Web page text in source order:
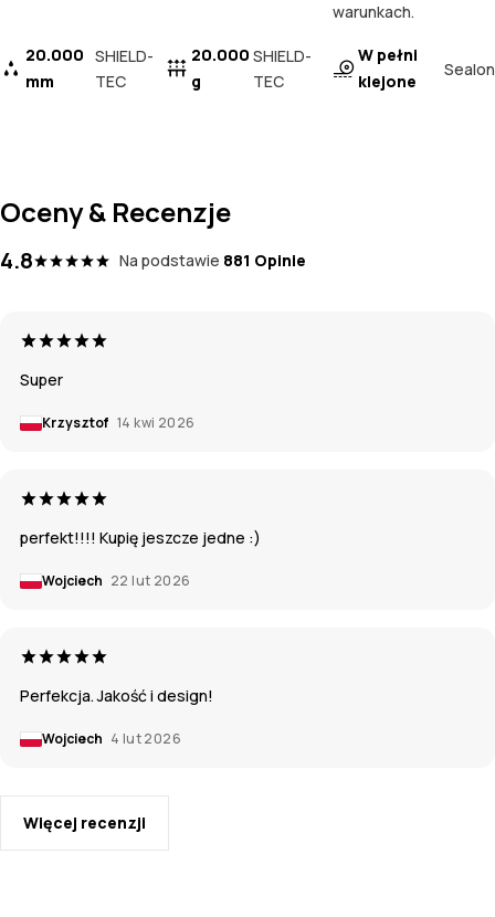
20.000
mm
SHIELD-
TEC
20.000
g
SHIELD-
TEC
warunkach.
W pełni
klejone
Sealon
Oceny & Recenzje
4.8 Na podstawie 881 Opinie
Super
Krzysztof 14 kwi 2026
perfekt!!!! Kupię jeszcze jedne :)
Wojciech 22 lut 2026
Perfekcja. Jakość i design!
Wojciech 4 lut 2026
Więcej recenzji